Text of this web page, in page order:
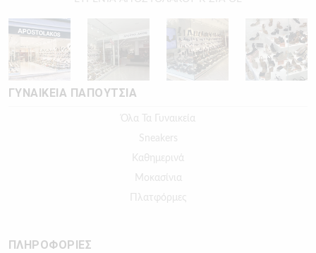
ΓΥΝΑΙΚΕΙΑ ΠΑΠΟΥΤΣΙΑ
Όλα Τα Γυναικεία
Sneakers
Καθημερινά
Μοκασίνια
Πλατφόρμες
ΠΛΗΡΟΦΟΡΙΕΣ